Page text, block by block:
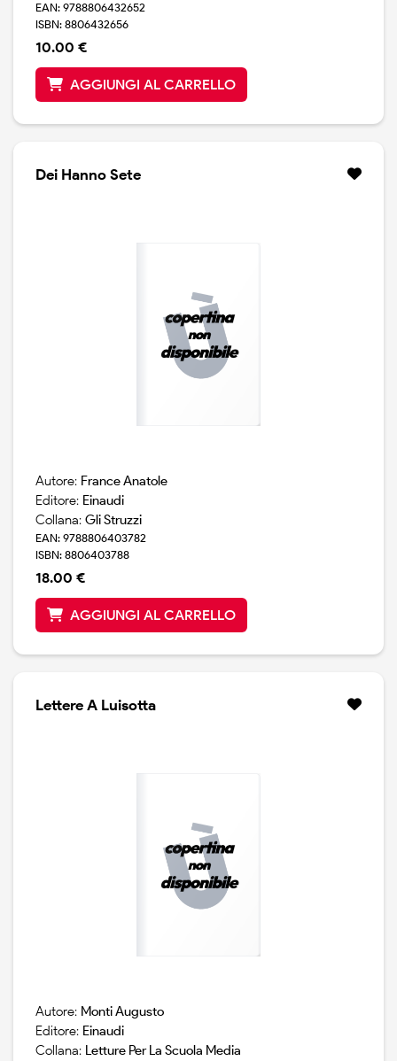
EAN: 9788806432652
ISBN: 8806432656
10.00 €
AGGIUNGI AL CARRELLO
Dei Hanno Sete
Autore: France Anatole
Editore: Einaudi
Collana: Gli Struzzi
EAN: 9788806403782
ISBN: 8806403788
18.00 €
AGGIUNGI AL CARRELLO
Lettere A Luisotta
Autore: Monti Augusto
Editore: Einaudi
Collana: Letture Per La Scuola Media